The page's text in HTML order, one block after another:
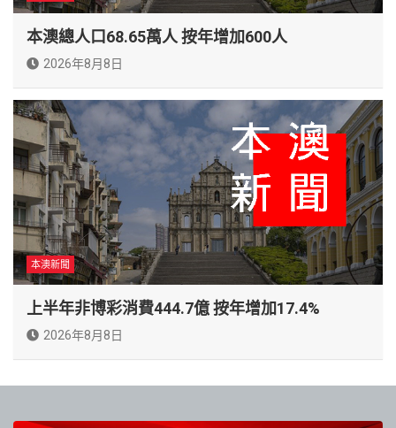
本澳總人口68.65萬人 按年增加600人
2026年8月8日
本澳新聞
上半年非博彩消費444.7億 按年增加17.4%
2026年8月8日